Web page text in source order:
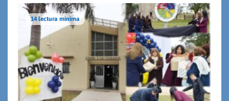
14 lectura mínima